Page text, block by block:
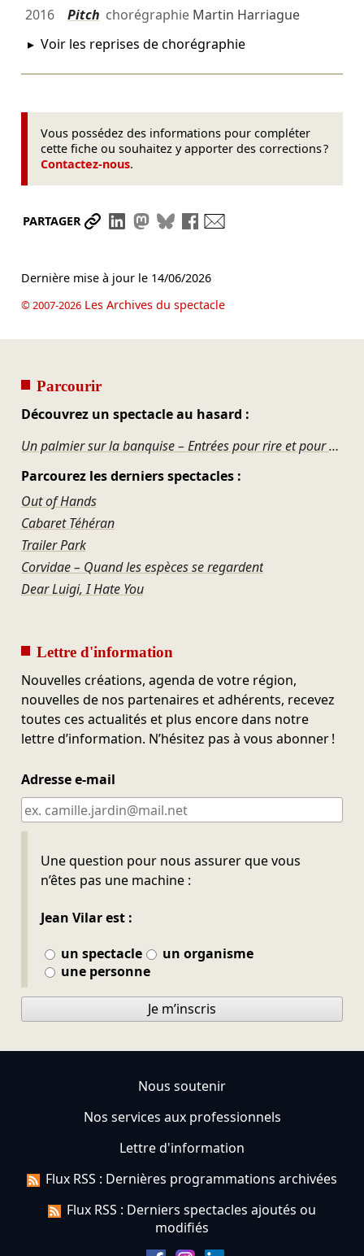
2016
Pitch chorégraphie Martin Harriague
Voir les reprises de chorégraphie
Vous possédez des informations pour compléter
cette fiche ou souhaitez y apporter des corrections ?
Contactez-nous.
PARTAGER Partager le lien
Partager sur LinkedIn
Partager sur Mastodon
Partager sur Bluesky
Partager sur Facebook
Dernière mise à jour le 14/06/2026
© 2007-2026Les Archives du spectacle
Parcourir
Découvrez un spectacle au hasard :
Un palmier sur la banquise – Entrées pour rire et pour réver
Parcourez les derniers spectacles :
Out of Hands
Cabaret Téhéran
Trailer Park
Corvidae – Quand les espèces se regardent
Dear Luigi, I Hate You
Lettre d'information
Nouvelles créations, agenda de votre région,
nouvelles de nos partenaires et adhérents, recevez
toutes ces actualités et plus encore dans notre
lettre d’information. N’hésitez pas à vous abonner !
Adresse e-mail
Une question pour nous assurer que vous
n’êtes pas une machine :
Jean Vilar est :
un spectacle
un organisme
une personne
Ne pas remplir
Je m’inscris
Nous soutenir
Nos services aux professionnels
Lettre d'information
Flux RSS : Dernières programmations archivées
Flux RSS : Derniers spectacles ajoutés ou
modifiés